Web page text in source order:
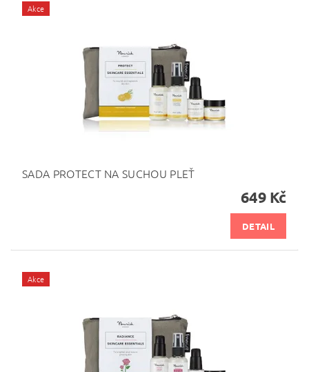
Akce
SADA PROTECT NA SUCHOU PLEŤ
649 Kč
DETAIL
Akce